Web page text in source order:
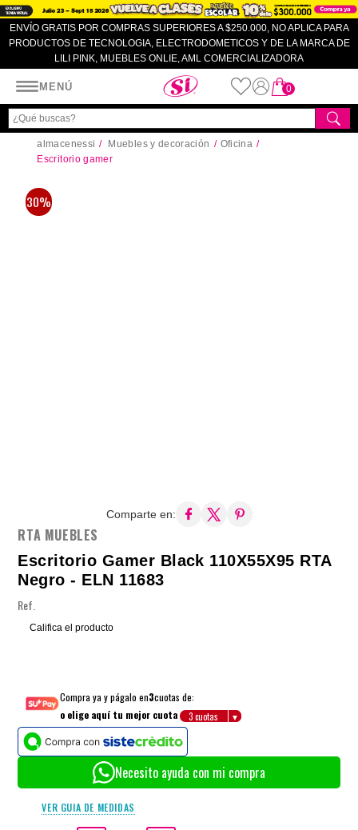
ENVÍO GRATIS POR COMPRAS SUPERIORES A $250.000, NO APLICA PARA
PRODUCTOS DE TECNOLOGIA, ELECTRODOMETICOS Y DE LA MARCA DE
LILI PINK, MUEBLES ONLIE, AML COMERCIALIZADORA
MENÚ
Almacenes SI
0
almacenessi Muebles y decoración
Oficina
Escritorio gamer
30%
Comparte en:
RTA MUEBLES
Escritorio Gamer Black 110X55X95 RTA
Negro - ELN 11683
Ref.
Califica el producto
Compra ya y págalo en3cuotas de:
o elige aquí tu mejor cuota
Necesito ayuda con mi compra
VER GUIA DE MEDIDAS